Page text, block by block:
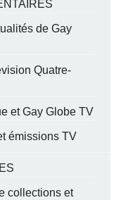
de Gay
Quatre-
et Gay Globe TV
émissions TV
collections et